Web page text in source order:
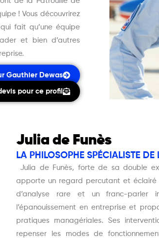
! Vous découvrirez
fait qu’une équipe
et bien d’autres
Gauthier Dewas
pour ce profil
Julia de Funès
LA PHILOSOPHE SPÉCIALISTE DE
Julia de Funès, forte de sa double
apporte un regard percutant et éclairé
d’analyse rare et un franc-parler
l’épanouissement en entreprise et
pratiques managériales. Ses
repenser les modes de